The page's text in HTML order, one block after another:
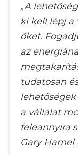
„A
ki kell lépj a
őket.
az
tudatosan
a vállalat
feleannyira
Gary Hamel